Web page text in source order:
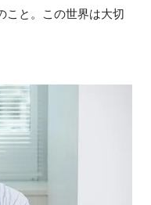
こと。この世界は大切